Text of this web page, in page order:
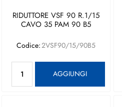
RIDUTTORE VSF 90 R.1/15
CAVO 35 PAM 90 B5
Codice:2VSF90/15/90B5
AGGIUNGI